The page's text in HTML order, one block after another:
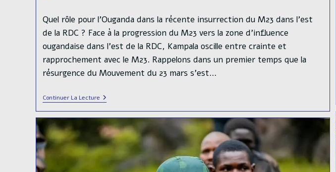
Quel rôle pour l'Ouganda dans la récente insurrection du M23 dans l'est
de la RDC ? Face à la progression du M23 vers la zone d'influence
ougandaise dans l'est de la RDC, Kampala oscille entre crainte et
rapprochement avec le M23. Rappelons dans un premier temps que la
résurgence du Mouvement du 23 mars s'est…
Continuer La LectureQuel
Rôle
Pour
L’Ouganda
Dans
La
Récente
Insurrection